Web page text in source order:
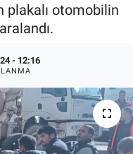
plakalı otomobilin
- 12:16